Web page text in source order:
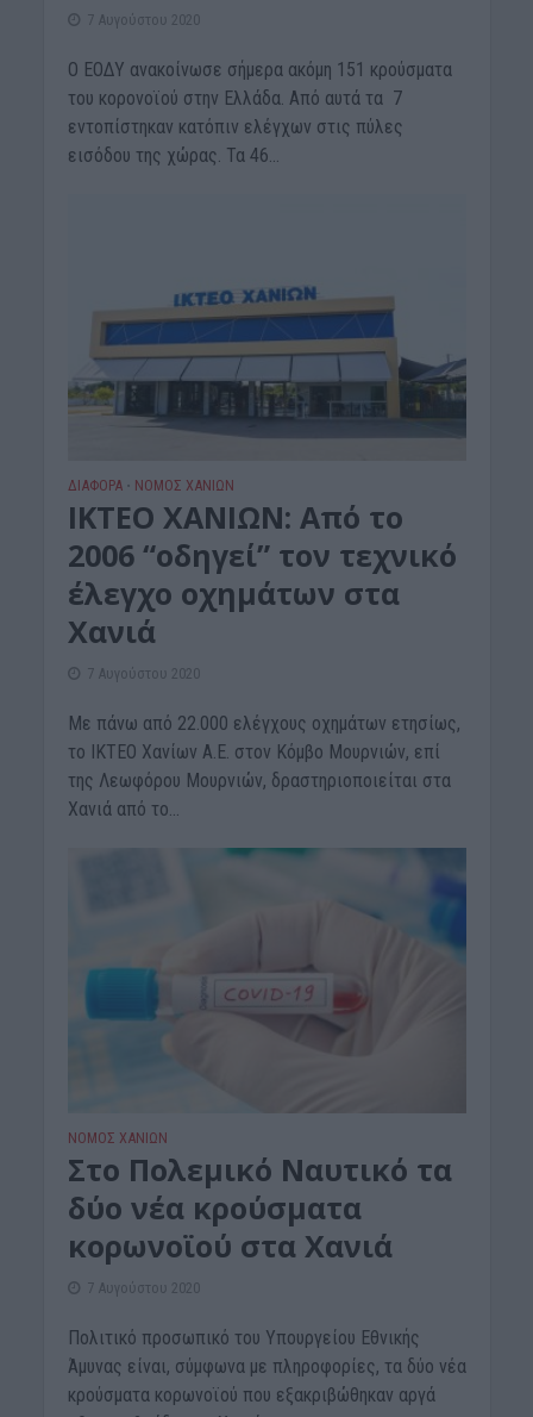
7 Αυγούστου 2020
Ο ΕΟΔΥ ανακοίνωσε σήμερα ακόμη 151 κρούσματα
του κορονοϊού στην Ελλάδα. Από αυτά τα 7
εντοπίστηκαν κατόπιν ελέγχων στις πύλες
εισόδου της χώρας. Τα 46...
ΔΙΆΦΟΡΑ • ΝΟΜΌΣ ΧΑΝΊΩΝ
ΙΚΤΕΟ ΧΑΝΙΩΝ: Από το
2006 “οδηγεί” τον τεχνικό
έλεγχο οχημάτων στα
Χανιά
7 Αυγούστου 2020
Με πάνω από 22.000 ελέγχους οχημάτων ετησίως,
το ΙΚΤΕΟ Χανίων Α.Ε. στον Κόμβο Μουρνιών, επί
της Λεωφόρου Μουρνιών, δραστηριοποιείται στα
Χανιά από το...
ΝΟΜΌΣ ΧΑΝΊΩΝ
Στο Πολεμικό Ναυτικό τα
δύο νέα κρούσματα
κορωνοϊού στα Χανιά
7 Αυγούστου 2020
Πολιτικό προσωπικό του Υπουργείου Εθνικής
Άμυνας είναι, σύμφωνα με πληροφορίες, τα δύο νέα
κρούσματα κορωνοϊού που εξακριβώθηκαν αργά